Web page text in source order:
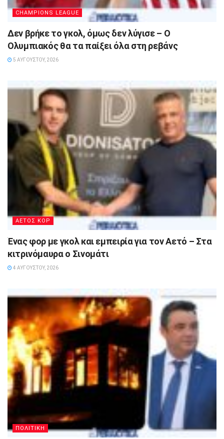
CHAMPIONS LEAGUE
Δεν βρήκε το γκολ, όμως δεν λύγισε – Ο
Ολυμπιακός θα τα παίξει όλα στη ρεβάνς
5 ΑΥΓΟΎΣΤΟΥ, 2026
ΑΕΤΟΣ ΚΟΡ
Ένας φορ με γκολ και εμπειρία για τον Αετό – Στα
κιτρινόμαυρα ο Σινομάτι
4 ΑΥΓΟΎΣΤΟΥ, 2026
ΠΟΛΙΤΙΚΗ